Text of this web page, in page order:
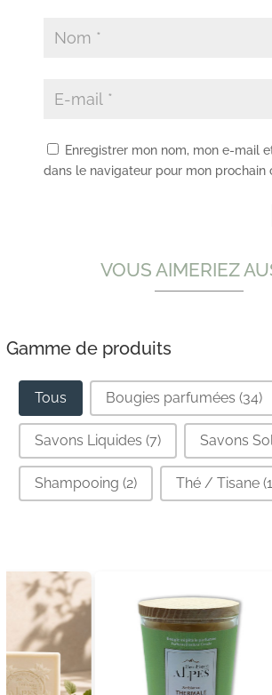
Enregistrer mon nom, mon e-mail
dans le navigateur pour mon prochain
VOUS AIMERIEZ
Gamme de produits
Gamme de produits
Tous Bougies parfumées (34)
Savons Liquides (7) Savons
Shampooing (2) Thé / Tisane